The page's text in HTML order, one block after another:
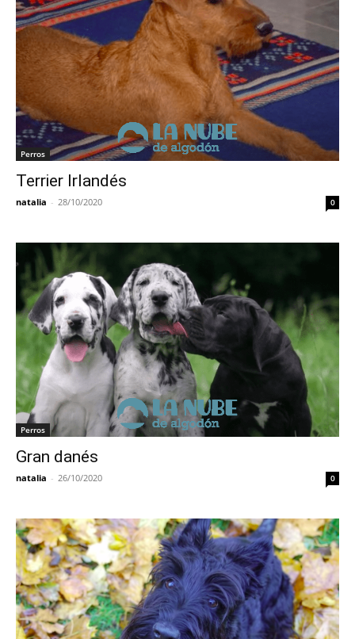
Perros
Terrier Irlandés
natalia - 28/10/2020 0
Perros
Gran danés
natalia - 26/10/2020 0